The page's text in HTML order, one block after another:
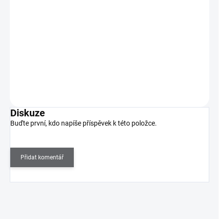
Diskuze
Buďte první, kdo napíše příspěvek k této položce.
Přidat komentář